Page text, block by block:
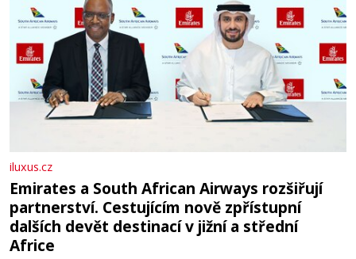
iluxus.cz
Emirates a South African Airways rozšiřují
partnerství. Cestujícím nově zpřístupní
dalších devět destinací v jižní a střední
Africe